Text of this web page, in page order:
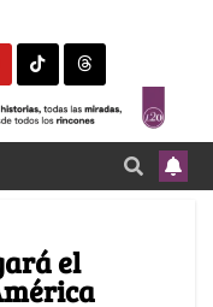
el